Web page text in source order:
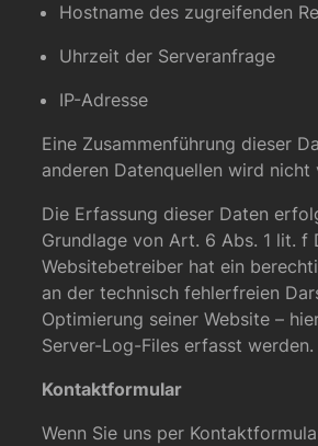
Hostname des zugreifenden
Uhrzeit der Serveranfrage
IP-Adresse
Eine Zusammenführung dieser
anderen Datenquellen wird nicht
Die Erfassung dieser Daten
Grundlage von Art. 6 Abs. 1 lit. f
Websitebetreiber hat ein
an der technisch fehlerfreien
Optimierung seiner Website –
Server-Log-Files erfasst werden.
Kontaktformular
Wenn Sie uns per